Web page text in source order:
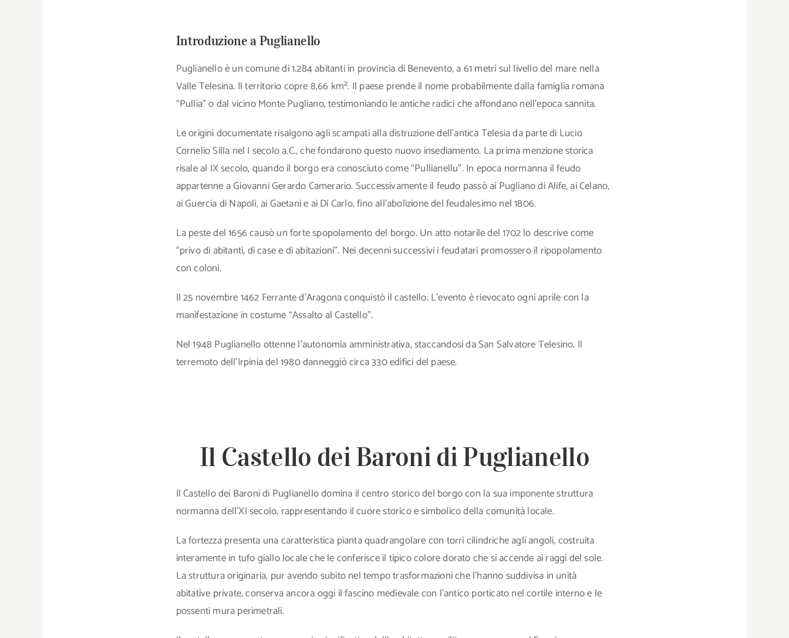
Introduzione a Puglianello
Puglianello è un comune di 1.284 abitanti in provincia di Benevento, a 61 metri sul livello del mare nella
Valle Telesina. Il territorio copre 8,66 km². Il paese prende il nome probabilmente dalla famiglia romana
“Pullia” o dal vicino Monte Pugliano, testimoniando le antiche radici che affondano nell’epoca sannita.
Le origini documentate risalgono agli scampati alla distruzione dell’antica Telesia da parte di Lucio
Cornelio Silla nel I secolo a.C., che fondarono questo nuovo insediamento. La prima menzione storica
risale al IX secolo, quando il borgo era conosciuto come “Pullianellu”. In epoca normanna il feudo
appartenne a Giovanni Gerardo Camerario. Successivamente il feudo passò ai Pugliano di Alife, ai Celano,
ai Guercia di Napoli, ai Gaetani e ai Di Carlo, fino all’abolizione del feudalesimo nel 1806.
La peste del 1656 causò un forte spopolamento del borgo. Un atto notarile del 1702 lo descrive come
“privo di abitanti, di case e di abitazioni”. Nei decenni successivi i feudatari promossero il ripopolamento
con coloni.
Il 25 novembre 1462 Ferrante d’Aragona conquistò il castello. L’evento è rievocato ogni aprile con la
manifestazione in costume “Assalto al Castello”.
Nel 1948 Puglianello ottenne l’autonomia amministrativa, staccandosi da San Salvatore Telesino. Il
terremoto dell’Irpinia del 1980 danneggiò circa 330 edifici del paese.
Il Castello dei Baroni di Puglianello
Il Castello dei Baroni di Puglianello domina il centro storico del borgo con la sua imponente struttura
normanna dell’XI secolo, rappresentando il cuore storico e simbolico della comunità locale.
La fortezza presenta una caratteristica pianta quadrangolare con torri cilindriche agli angoli, costruita
interamente in tufo giallo locale che le conferisce il tipico colore dorato che si accende ai raggi del sole.
La struttura originaria, pur avendo subito nel tempo trasformazioni che l’hanno suddivisa in unità
abitative private, conserva ancora oggi il fascino medievale con l’antico porticato nel cortile interno e le
possenti mura perimetrali.